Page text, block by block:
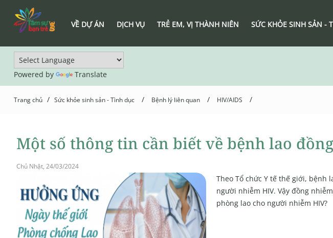
VỀ DỰ ÁN DỊCH VỤ TRẺ EM, VỊ THÀNH NIÊN SỨC KHỎE SINH SẢN -
Powered by Translate
Trang chủ / Sức khỏe sinh sản - Tình dục / Bệnh lý liên quan / HIV/AIDS /
Một số thông tin cần biết về bệnh lao
Chủ Nhật, 24/03/2024
Theo Tổ chức Y tế thế giới, bệnh
người nhiễm HIV. Vậy đồng
phòng lao cho người nhiễm HIV?